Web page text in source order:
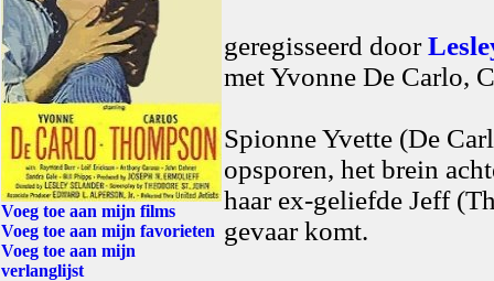
Voeg toe aan mijn films
Voeg toe aan mijn favorieten
Voeg toe aan mijn
verlanglijst
geregisseerd door
met Yvonne De Carlo,
Spionne Yvette (De
opsporen, het brein
haar ex-geliefde Jeff
gevaar komt.